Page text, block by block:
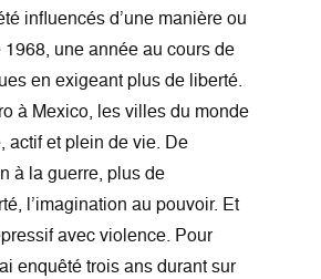
influencés d’une manière ou
une année au cours de
en exigeant plus de liberté.
à Mexico, les villes du monde
actif et plein de vie. De
à la guerre, plus de
l’imagination au pouvoir. Et
avec violence. Pour
enquêté trois ans durant sur